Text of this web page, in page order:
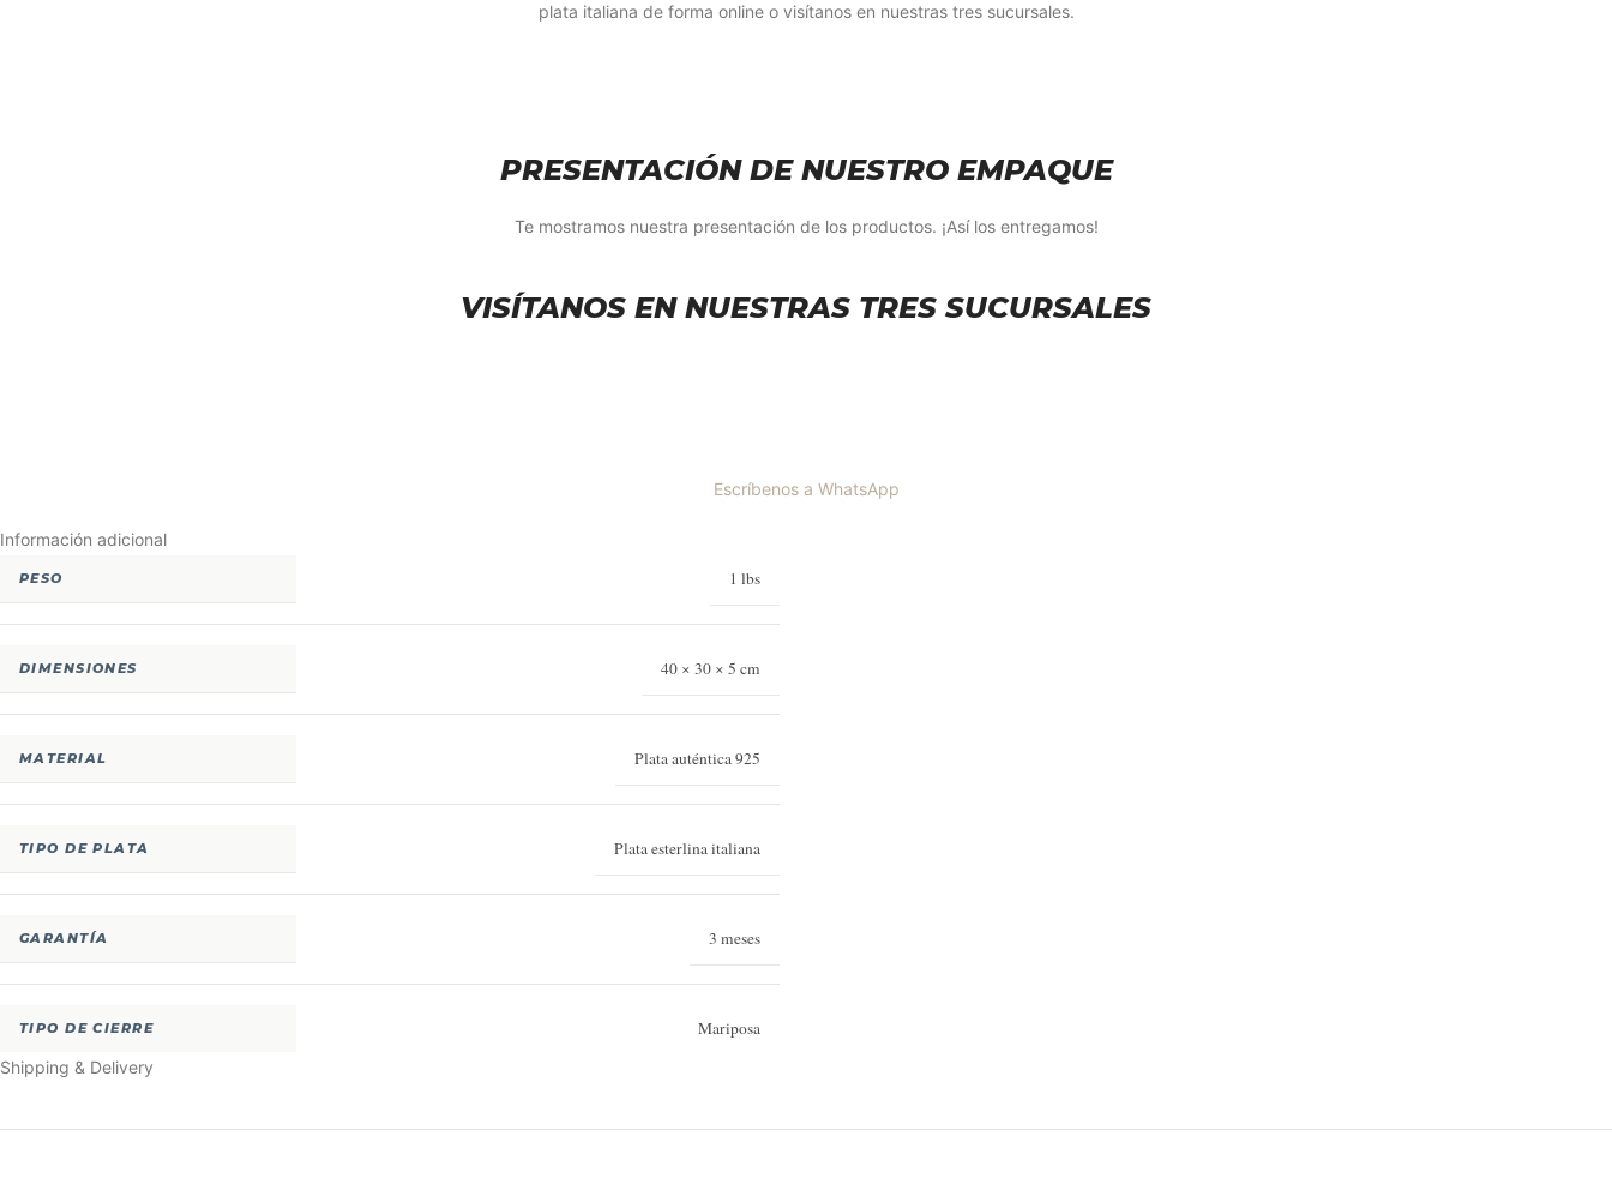
plata italiana de forma online o visítanos en nuestras tres sucursales.
PRESENTACIÓN DE NUESTRO EMPAQUE
Te mostramos nuestra presentación de los productos. ¡Así los entregamos!
VISÍTANOS EN NUESTRAS TRES SUCURSALES
Escríbenos a WhatsApp
Información adicional
PESO 1 lbs
DIMENSIONES 40 × 30 × 5 cm
MATERIAL Plata auténtica 925
TIPO DE PLATA Plata esterlina italiana
GARANTÍA 3 meses
TIPO DE CIERRE Mariposa
Shipping & Delivery